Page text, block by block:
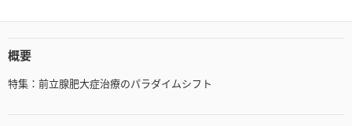
概要
特集：前立腺肥大症治療のパラダイムシフト